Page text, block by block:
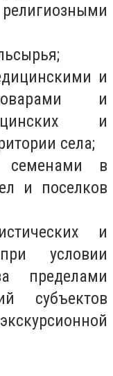
и
и
и
села;
семенами в
и поселков
и
условии
пределами
субъектов